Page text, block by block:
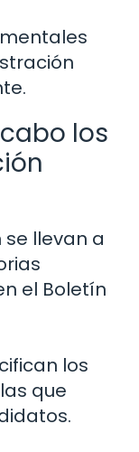
los
se llevan a
el Boletín
los
que